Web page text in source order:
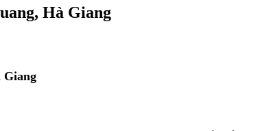
Hà Giang
Giang